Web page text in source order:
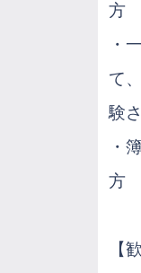
方
・
て
験
・
方
【